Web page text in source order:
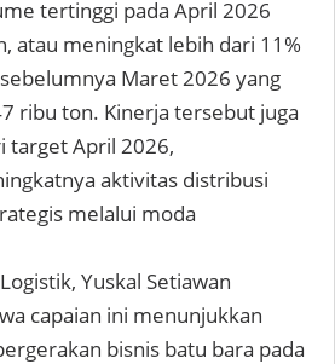
tertinggi pada April 2026
atau meningkat lebih dari 11%
Maret 2026 yang
ribu ton. Kinerja tersebut juga
target April 2026,
aktivitas distribusi
melalui moda
Yuskal Setiawan
capaian ini menunjukkan
bisnis batu bara pada